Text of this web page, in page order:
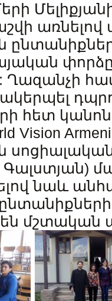
առնելով
Ղազանչի
հետ
Vision
Գալստյան)
նաև